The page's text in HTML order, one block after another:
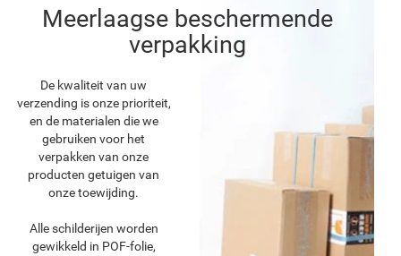
Meerlaagse beschermende
verpakking
De kwaliteit van uw
verzending is onze prioriteit,
en de materialen die we
gebruiken voor het
verpakken van onze
producten getuigen van
onze toewijding.
Alle schilderijen worden
gewikkeld in POF-folie,